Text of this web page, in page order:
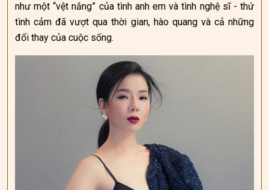
như một “vệt nắng” của tình anh em và tình nghệ sĩ - thứ
tình cảm đã vượt qua thời gian, hào quang và cả những
đổi thay của cuộc sống.